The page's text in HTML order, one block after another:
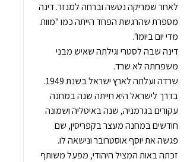
לאחר שמריקה נטשה וברחה למנזר. דינה
מספרת שהרגשת הפחד הייתה כמו "מוות
מדי יום ביומו".
דינה שבה לסטרי וגילתה שאיש מבני
משפחתה לא שרד.
שרדה ועלתה לארץ ישראל בשנת 1949.
בדרך לישראל היא חייתה שנה במחנה
עקורים בגרמניה, שנה באיטליה ושמונה
חודשים במחנה מעצר בקפריסין, שם
פגשה את יוסף אוסטרובר ונישאה לו.
זכתה באות המציל היהודי, מפעל משותף